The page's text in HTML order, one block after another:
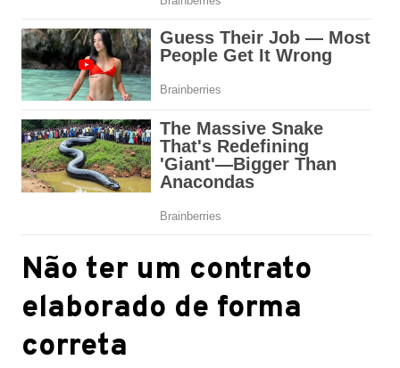
Não ter um contrato
elaborado de forma
correta